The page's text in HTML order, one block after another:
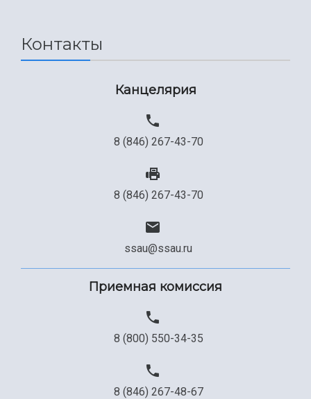
Контакты
Канцелярия
8 (846) 267-43-70
8 (846) 267-43-70
ssau@ssau.ru
Приемная комиссия
8 (800) 550-34-35
8 (846) 267-48-67